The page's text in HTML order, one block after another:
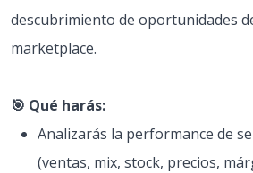
descubrimiento de oportunidades
marketplace.
🎯 Qué harás:
Analizarás la performance de
(ventas, mix, stock, precios,